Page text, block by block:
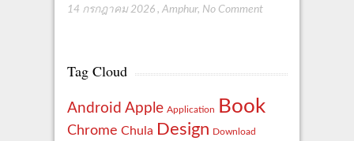
14 กรกฎาคม 2026 , Amphur, No Comment
Tag Cloud
Android Apple Application Book
Chrome Chula Design Download